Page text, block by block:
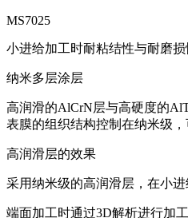
MS7025
小进给加工时耐粘结性与耐磨
纳米多层涂层
高润滑的AlCrN层与高硬度的
表膜的组织结构控制在纳米级，
高润滑层的效果
采用纳米级的高润滑层，在小
端面加工时通过3D解析进行加